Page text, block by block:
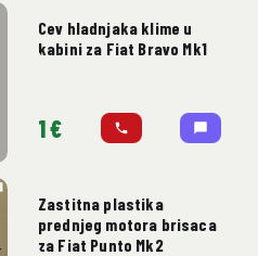
Cev hladnjaka klime u
kabini za Fiat Bravo Mk1
1 €
Zastitna plastika
prednjeg motora brisaca
za Fiat Punto Mk2